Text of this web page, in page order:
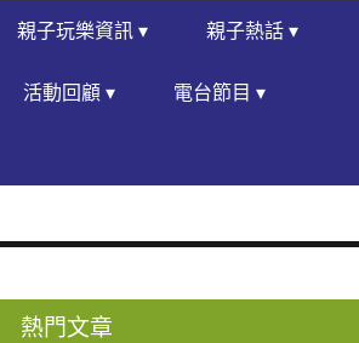
親子玩樂資訊 ▾ 親子熱話 ▾
活動回顧 ▾ 電台節目 ▾
熱門文章